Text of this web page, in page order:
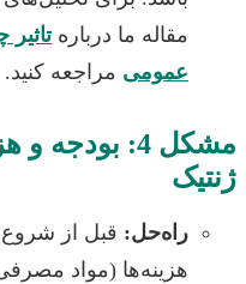
مقاله ما درباره تاثیر
عمومیمراجعه کنید.
مشکل 4: بودجه و
راه‌حل: قبل از شروع،
هزینه‌ها (مواد مصرفی،